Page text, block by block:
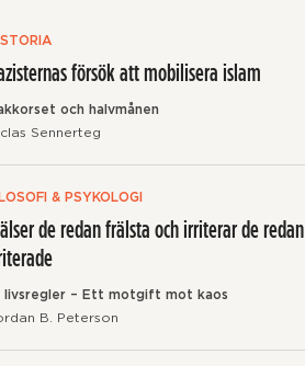
försök att mobilisera islam
och halvmånen
Sennerteg
& PSYKOLOGI
de redan frälsta och irriterar de redan
livsregler – Ett motgift mot kaos
B. Peterson